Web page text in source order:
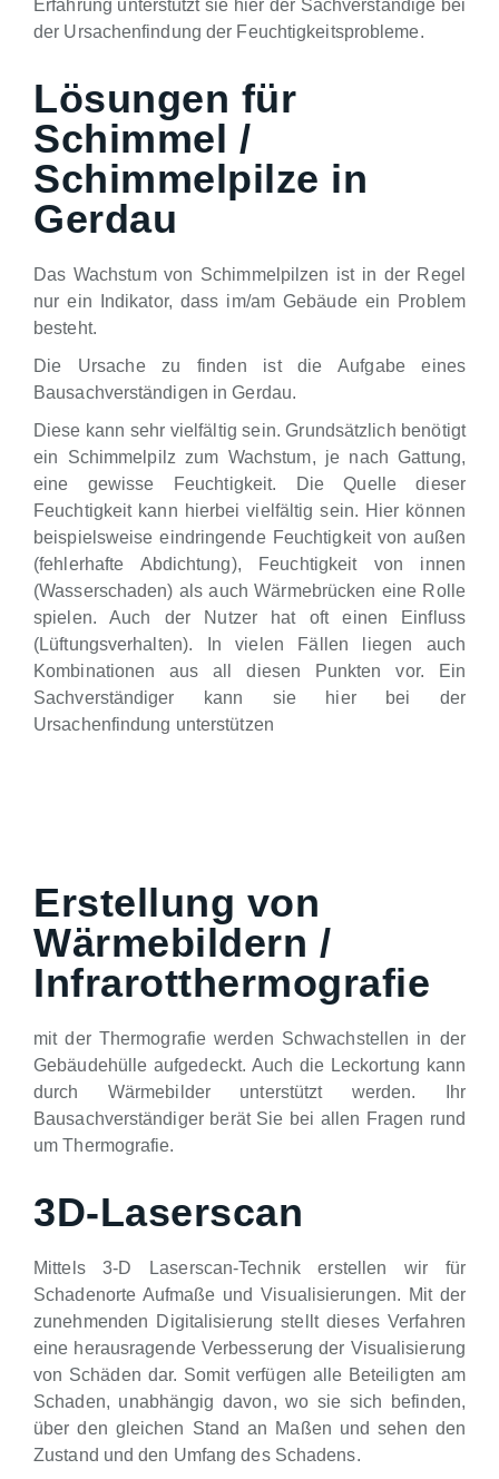
Erfahrung unterstützt sie hier der Sachverständige bei
der Ursachenfindung der Feuchtigkeitsprobleme.
Lösungen für
Schimmel /
Schimmelpilze in
Gerdau
Das Wachstum von Schimmelpilzen ist in der Regel
nur ein Indikator, dass im/am Gebäude ein Problem
besteht.
Die Ursache zu finden ist die Aufgabe eines
Bausachverständigen in Gerdau.
Diese kann sehr vielfältig sein. Grundsätzlich benötigt
ein Schimmelpilz zum Wachstum, je nach Gattung,
eine gewisse Feuchtigkeit. Die Quelle dieser
Feuchtigkeit kann hierbei vielfältig sein. Hier können
beispielsweise eindringende Feuchtigkeit von außen
(fehlerhafte Abdichtung), Feuchtigkeit von innen
(Wasserschaden) als auch Wärmebrücken eine Rolle
spielen. Auch der Nutzer hat oft einen Einfluss
(Lüftungsverhalten). In vielen Fällen liegen auch
Kombinationen aus all diesen Punkten vor. Ein
Sachverständiger kann sie hier bei der
Ursachenfindung unterstützen
Erstellung von
Wärmebildern /
Infrarotthermografie
mit der Thermografie werden Schwachstellen in der
Gebäudehülle aufgedeckt. Auch die Leckortung kann
durch Wärmebilder unterstützt werden. Ihr
Bausachverständiger berät Sie bei allen Fragen rund
um Thermografie.
3D-Laserscan
Mittels 3-D Laserscan-Technik erstellen wir für
Schadenorte Aufmaße und Visualisierungen. Mit der
zunehmenden Digitalisierung stellt dieses Verfahren
eine herausragende Verbesserung der Visualisierung
von Schäden dar. Somit verfügen alle Beteiligten am
Schaden, unabhängig davon, wo sie sich befinden,
über den gleichen Stand an Maßen und sehen den
Zustand und den Umfang des Schadens.